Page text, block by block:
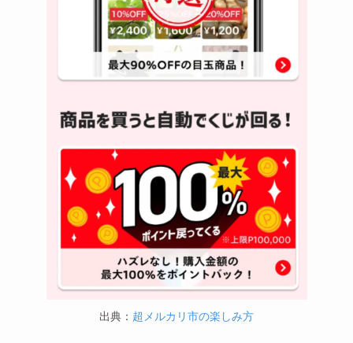
出典： 超メルカリ市の楽しみ方